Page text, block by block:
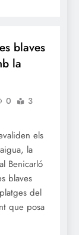
blaves
la
0
3
els
la
Benicarló
blaves
del
que posa